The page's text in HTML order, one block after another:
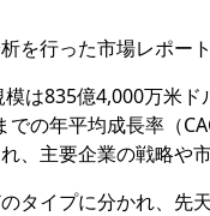
を行った市場レポート
は835億4,000万米
の年平均成長率（
主要企業の戦略や
タイプに分かれ、先